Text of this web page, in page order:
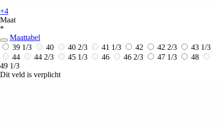
+4
Maat
*
Maattabel
39 1/3
40 40 2/3 41 1/3 42 42 2/3
43 1/3
44
44 2/3 45 1/3 46 46 2/3 47 1/3
48
49 1/3
Dit veld is verplicht